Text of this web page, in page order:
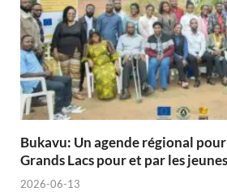
Bukavu: Un agende régional
Grands Lacs pour et par les
2026-06-13